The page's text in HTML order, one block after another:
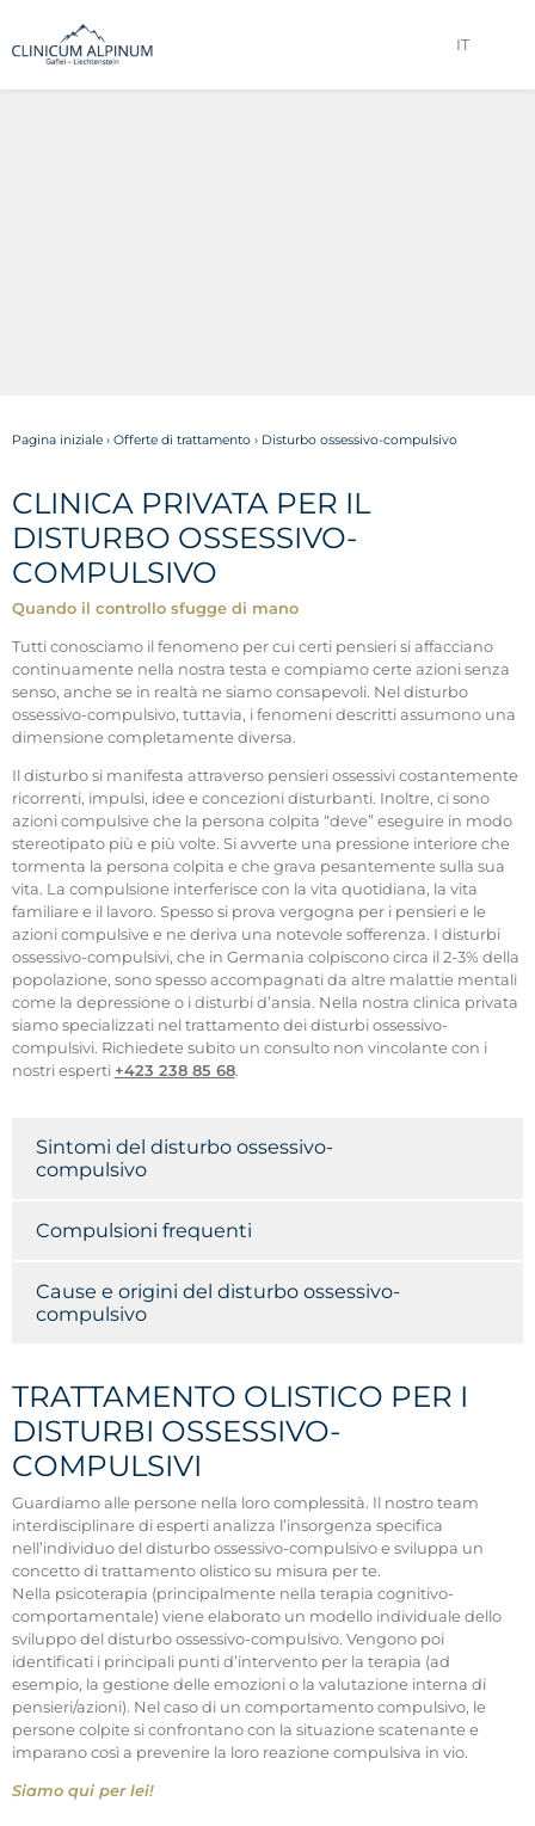
IT
Pagina iniziale› Offerte di trattamento› Disturbo ossessivo-compulsivo
CLINICA PRIVATA PER IL
DISTURBO OSSESSIVO-
COMPULSIVO
Quando il controllo sfugge di mano
Tutti conosciamo il fenomeno per cui certi pensieri si affacciano
continuamente nella nostra testa e compiamo certe azioni senza
senso, anche se in realtà ne siamo consapevoli. Nel disturbo
ossessivo-compulsivo, tuttavia, i fenomeni descritti assumono una
dimensione completamente diversa.
Il disturbo si manifesta attraverso pensieri ossessivi costantemente
ricorrenti, impulsi, idee e concezioni disturbanti. Inoltre, ci sono
azioni compulsive che la persona colpita “deve” eseguire in modo
stereotipato più e più volte. Si avverte una pressione interiore che
tormenta la persona colpita e che grava pesantemente sulla sua
vita. La compulsione interferisce con la vita quotidiana, la vita
familiare e il lavoro. Spesso si prova vergogna per i pensieri e le
azioni compulsive e ne deriva una notevole sofferenza. I disturbi
ossessivo-compulsivi, che in Germania colpiscono circa il 2-3% della
popolazione, sono spesso accompagnati da altre malattie mentali
come la depressione o i disturbi d’ansia. Nella nostra clinica privata
siamo specializzati nel trattamento dei disturbi ossessivo-
compulsivi. Richiedete subito un consulto non vincolante con i
nostri esperti +423 238 85 68.
Sintomi del disturbo ossessivo-
compulsivo
Compulsioni frequenti
Cause e origini del disturbo ossessivo-
compulsivo
TRATTAMENTO OLISTICO PER I
DISTURBI OSSESSIVO-
COMPULSIVI
Guardiamo alle persone nella loro complessità. Il nostro team
interdisciplinare di esperti analizza l’insorgenza specifica
nell’individuo del disturbo ossessivo-compulsivo e sviluppa un
concetto di trattamento olistico su misura per te.
Nella psicoterapia (principalmente nella terapia cognitivo-
comportamentale) viene elaborato un modello individuale dello
sviluppo del disturbo ossessivo-compulsivo. Vengono poi
identificati i principali punti d’intervento per la terapia (ad
esempio, la gestione delle emozioni o la valutazione interna di
pensieri/azioni). Nel caso di un comportamento compulsivo, le
persone colpite si confrontano con la situazione scatenante e
imparano così a prevenire la loro reazione compulsiva in vio.
Siamo qui per lei!